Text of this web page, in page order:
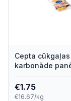
Cepta cūkgaļas
karbonāde
€1.75
€16.67/kg